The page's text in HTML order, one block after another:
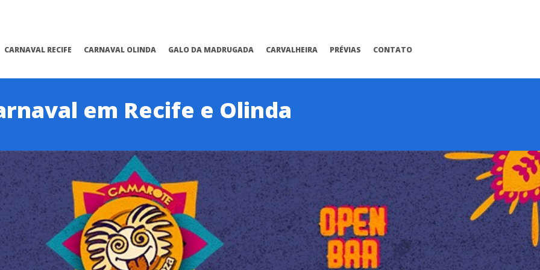
CARNAVAL RECIFE CARNAVAL OLINDA GALO DA MADRUGADA CARVALHEIRA PRÉVIAS CONTATO
em Recife e Olinda